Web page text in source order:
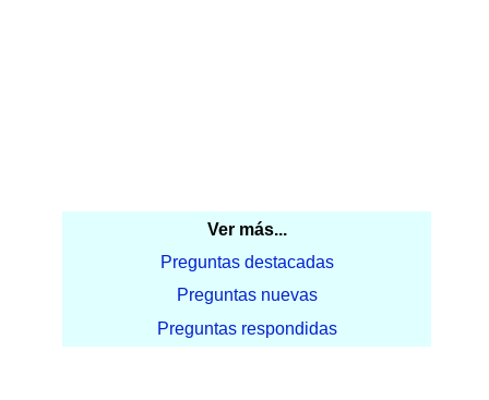
Ver más...
Preguntas destacadas
Preguntas nuevas
Preguntas respondidas